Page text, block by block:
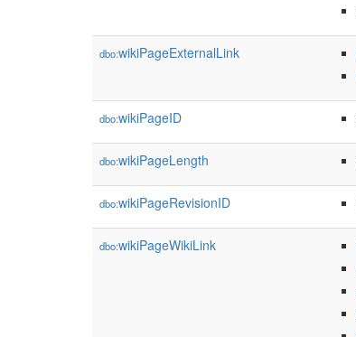
dbo:wikiPageExternalLink
dbo:wikiPageID
dbo:wikiPageLength
dbo:wikiPageRevisionID
dbo:wikiPageWikiLink